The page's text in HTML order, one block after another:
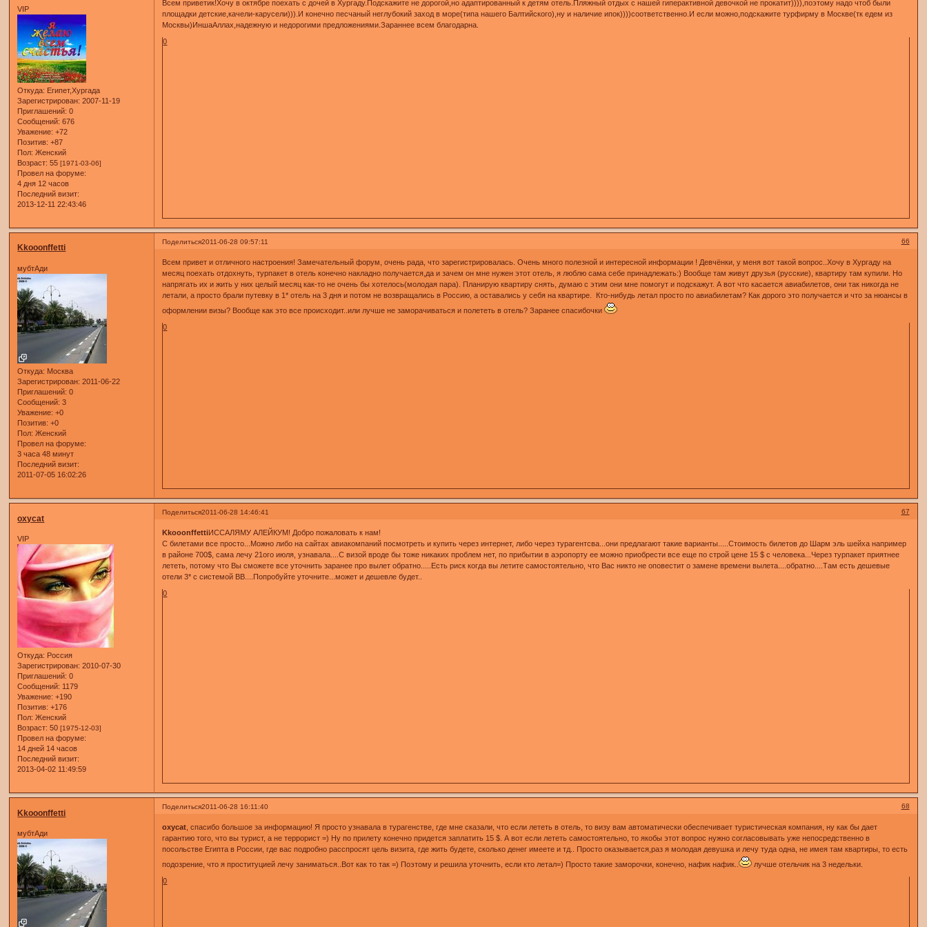
VIP
Откуда: Египет,Хургада
Зарегистрирован: 2007-11-19
Приглашений: 0
Сообщений: 676
Уважение: +72
Позитив: +87
Пол: Женский
Возраст: 55[1971-03-06]
Провел на форуме:
4 дня 12 часов
Последний визит:
2013-12-11 22:43:46
Всем приветик!Хочу в октябре поехать с дочей в Хургаду.Подскажите не дорогой,но адаптированный к детям отель.Пляжный отдых с нашей гиперактивной девочкой не прокатит)))),поэтому надо чтоб были
площадки детские,качели-карусели))).И конечно песчаный неглубокий заход в море(типа нашего Балтийского),ну и наличие ипок))))соответственно.И если можно,подскажите турфирму в Москве(тк едем из
Москвы)ИншаАллах,надежную и недорогими предложениями.Зараннее всем благодарна.
0
Поделиться 66
2011-06-28 09:57:11
Kkooonffetti
мубтАди
Откуда: Москва
Зарегистрирован: 2011-06-22
Приглашений: 0
Сообщений: 3
Уважение: +0
Позитив: +0
Пол: Женский
Провел на форуме:
3 часа 48 минут
Последний визит:
2011-07-05 16:02:26
Всем привет и отличного настроения! Замечательный форум, очень рада, что зарегистрировалась. Очень много полезной и интересной информации ! Девчёнки, у меня вот такой вопрос..Хочу в Хургаду на
месяц поехать отдохнуть, турпакет в отель конечно накладно получается,да и зачем он мне нужен этот отель, я люблю сама себе принадлежать:) Вообще там живут друзья (русские), квартиру там купили. Но
напрягать их и жить у них целый месяц как-то не очень бы хотелось(молодая пара). Планирую квартиру снять, думаю с этим они мне помогут и подскажут. А вот что касается авиабилетов, они так никогда не
летали, а просто брали путевку в 1* отель на 3 дня и потом не возвращались в Россию, а оставались у себя на квартире. Кто-нибудь летал просто по авиабилетам? Как дорого это получается и что за нюансы в
оформлении визы? Вообще как это все происходит..или лучше не заморачиваться и полететь в отель? Заранее спасибочки
0
Поделиться 67
2011-06-28 14:46:41
oxycat
VIP
Откуда: Россия
Зарегистрирован: 2010-07-30
Приглашений: 0
Сообщений: 1179
Уважение: +190
Позитив: +176
Пол: Женский
Возраст: 50[1975-12-03]
Провел на форуме:
14 дней 14 часов
Последний визит:
2013-04-02 11:49:59
KkooonffettiИССАЛЯМУ АЛЕЙКУМ! Добро пожаловать к нам!
С билетами все просто...Можно либо на сайтах авиакомпаний посмотреть и купить через интернет, либо через турагентсва...они предлагают такие варианты.....Стоимость билетов до Шарм эль шейха например
в районе 700$, сама лечу 21ого июля, узнавала....С визой вроде бы тоже никаких проблем нет, по прибытии в аэропорту ее можно приобрести все еще по строй цене 15 $ с человека...Через турпакет приятнее
лететь, потому что Вы сможете все уточнить заранее про вылет обратно.....Есть риск когда вы летите самостоятельно, что Вас никто не оповестит о замене времени вылета....обратно....Там есть дешевые
отели 3* с системой ВВ....Попробуйте уточните...может и дешевле будет..
0
Поделиться 68
2011-06-28 16:11:40
Kkooonffetti
мубтАди
oxycat, спасибо большое за информацию! Я просто узнавала в турагенстве, где мне сказали, что если лететь в отель, то визу вам автоматически обеспечивает туристическая компания, ну как бы дает
гарантию того, что вы турист, а не террорист =) Ну по прилету конечно придется заплатить 15 $. А вот если лететь самостоятельно, то якобы этот вопрос нужно согласовывать уже непосредственно в
посольстве Египта в России, где вас подробно расспросят цель визита, где жить будете, сколько денег имеете и тд.. Просто оказывается,раз я молодая девушка и лечу туда одна, не имея там квартиры, то есть
подозрение, что я проституцией лечу заниматься..Вот как то так =) Поэтому и решила уточнить, если кто летал=) Просто такие заморочки, конечно, нафик нафик..
лучше отельчик на 3 недельки.
0